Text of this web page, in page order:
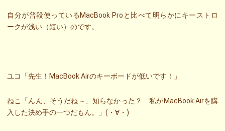
自分が普段使っているMacBook Proと比べて明らかにキーストロ
ークが浅い（短い）のです。
ユコ「先生！MacBook Airのキーボードが低いです！」
ねこ「んん、そうだね～、知らなかった？ 私がMacBook Airを購
入した決め手の一つだもん。」(・∀・)